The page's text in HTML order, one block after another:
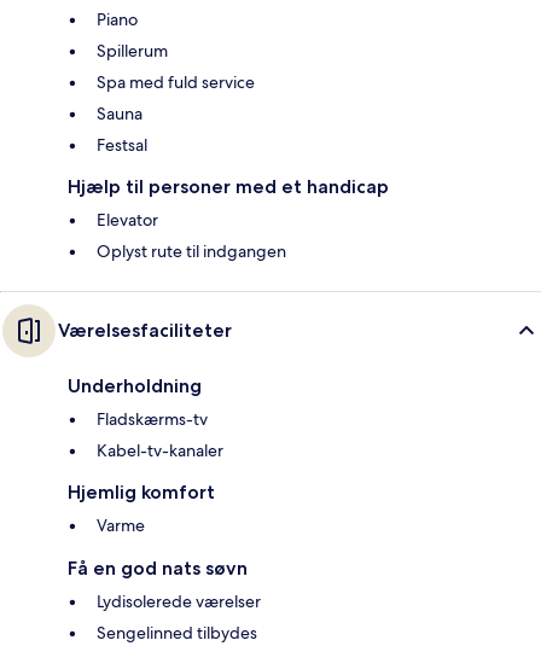
Piano
Spillerum
Spa med fuld service
Sauna
Festsal
Hjælp til personer med et handicap
Elevator
Oplyst rute til indgangen
Værelsesfaciliteter
Underholdning
Fladskærms-tv
Kabel-tv-kanaler
Hjemlig komfort
Varme
Få en god nats søvn
Lydisolerede værelser
Sengelinned tilbydes